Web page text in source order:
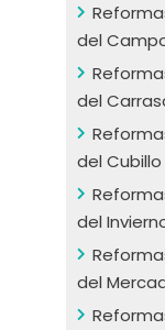
del
del
del Cubillo
del
del